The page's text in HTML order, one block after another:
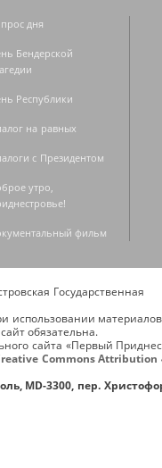
дня
Бендерской
Республики
на равных
с Президентом
утро,
фильм
Государственная
использовании
обязательна.
сайта «Первый
Commons Attribution
MD-3300, пер.